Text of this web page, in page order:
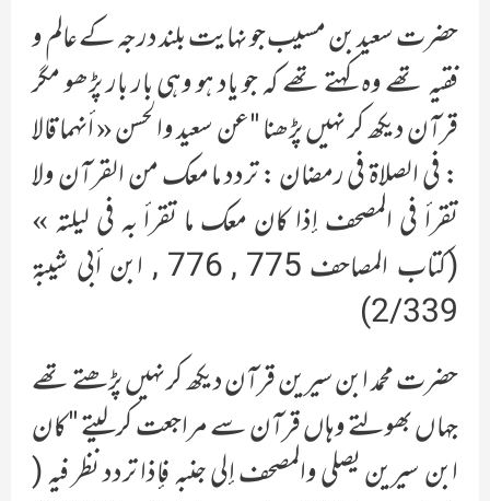
حضرت سعید بن مسیب جو نہایت بلند درجہ کے عالم و
فقیہ تھے وہ کہتے تھے کہ جو یاد ہو وہی بار بار پڑھو مگر
قرآن دیکھ کر نہیں پڑھنا "عن سعيد والحسن « أنهما قالا
: في الصلاة في رمضان : تردد ما معك من القرآن ولا
تقرأ في المصحف إذا كان معك ما تقرأ به في ليلته »
(كتاب المصاحف 775 , 776 , ابن أبي شيبة
2/339)
حضرت محمد ابن سیرین قرآن دیکھ کر نہیں پڑھتے تھے
جہاں بھولتے وہاں قرآن سے مراجعت کرلیتے "کان
ابن سیرین یصلی والمصحف إلى جنبہ فإذا تردد نظر فیہ (